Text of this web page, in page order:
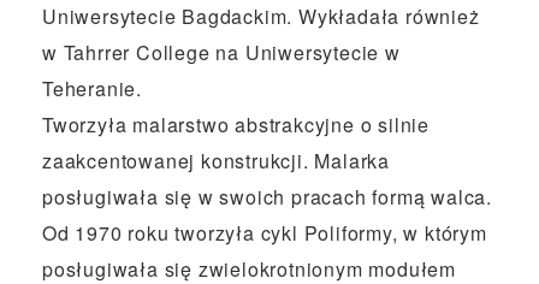
Uniwersytecie Bagdackim. Wykładała również
w Tahrrer College na Uniwersytecie w
Teheranie.
Tworzyła malarstwo abstrakcyjne o silnie
zaakcentowanej konstrukcji. Malarka
posługiwała się w swoich pracach formą walca.
Od 1970 roku tworzyła cykl Poliformy, w którym
posługiwała się zwielokrotnionym modułem